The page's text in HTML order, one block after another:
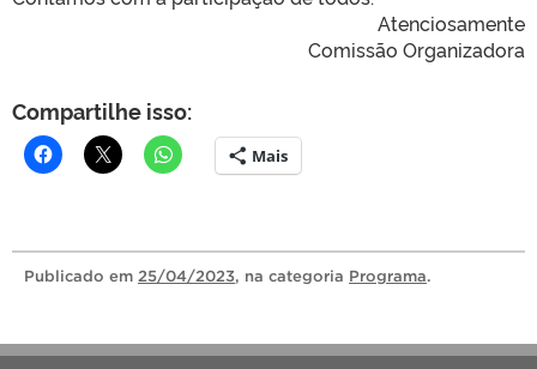
Atenciosamente
Comissão Organizadora
Compartilhe isso:
Mais
Publicado em 25/04/2023, na categoria Programa.